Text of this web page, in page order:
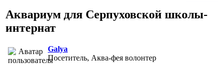
Аквариум для Серпуховской школы-
интернат
Galya
Посетитель, Аква-фея волонтер